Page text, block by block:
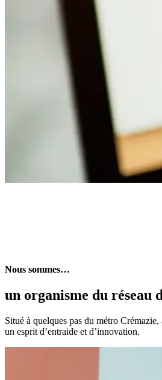
Nous sommes…
un organisme du réseau
Situé à quelques pas du métro
un esprit d’entraide et d’innovation.